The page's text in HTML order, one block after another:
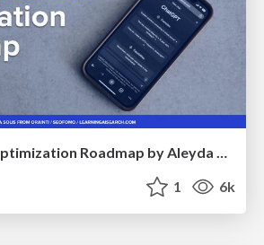
The AI Search Optimization Roadmap by Aleyda Solis
1 6k